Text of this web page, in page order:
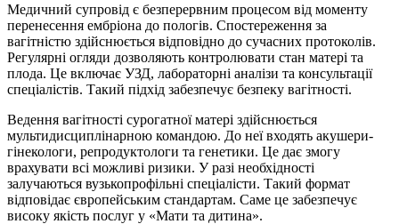
Медичний супровід є безперервним процесом від моменту
перенесення ембріона до пологів. Спостереження за
вагітністю здійснюється відповідно до сучасних протоколів.
Регулярні огляди дозволяють контролювати стан матері та
плода. Це включає УЗД, лабораторні аналізи та консультації
спеціалістів. Такий підхід забезпечує безпеку вагітності.
Ведення вагітності сурогатної матері здійснюється
мультидисциплінарною командою. До неї входять акушери-
гінекологи, репродуктологи та генетики. Це дає змогу
врахувати всі можливі ризики. У разі необхідності
залучаються вузькопрофільні спеціалісти. Такий формат
відповідає європейським стандартам. Саме це забезпечує
високу якість послуг у «Мати та дитина».